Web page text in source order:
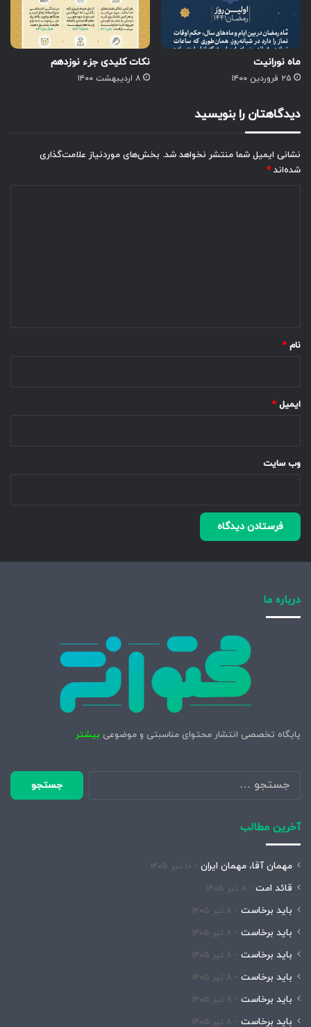
ماه نورانیت
۲۵ فروردین ۱۴۰۰
نکات کلیدی جزء نوزدهم
۸ اردیبهشت ۱۴۰۰
دیدگاهتان را بنویسید
نشانی ایمیل شما منتشر نخواهد شد. بخش‌های موردنیاز علامت‌گذاری
شده‌اند *
نام *
ایمیل *
وب‌ سایت
درباره ما
پایگاه تخصصی انتشار محتوای مناسبتی و موضوعی بیشتر
جستجو
برای:
آخرین مطالب
مهمان آقا، مهمان ایران ۱۰ تیر ۱۴۰۵
قائد امت ۸ تیر ۱۴۰۵
باید برخاست ۸ تیر ۱۴۰۵
باید برخاست ۸ تیر ۱۴۰۵
باید برخاست ۸ تیر ۱۴۰۵
باید برخاست ۸ تیر ۱۴۰۵
باید برخاست ۸ تیر ۱۴۰۵
باید برخاست ۸ تیر ۱۴۰۵